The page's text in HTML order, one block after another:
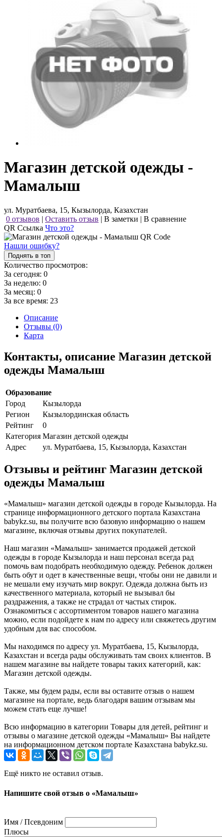
Магазин детской одежды -
Мамалыш
ул. Муратбаева, 15, Кызылорда, Казахстан
0 отзывов | Оставить отзыв | В заметки | В сравнение
QR Ссылка Что это?
Нашли ошибку?
Поднять в топ
Количество просмотров:
За сегодня: 0
За неделю: 0
За месяц: 0
За все время: 23
Описание
Отзывы (0)
Карта
Контакты, описание Магазин детской
одежды Мамалыш
Образование
Город
Кызылорда
Регион
Кызылординская область
Рейтинг
0
Категория Магазин детской одежды
Адрес
ул. Муратбаева, 15, Кызылорда, Казахстан
Отзывы и рейтинг Магазин детской
одежды Мамалыш
«Мамалыш» магазин детской одежды в городе Кызылорда. На
странице информационного детского портала Казахстана
babykz.su, вы получите всю базовую информацию о нашем
магазине, включая отзывы других покупателей.
Наш магазин «Мамалыш» занимается продажей детской
одежды в городе Кызылорда и наш персонал всегда рад
помочь вам подобрать необходимую одежду. Ребенок должен
быть обут и одет в качественные вещи, чтобы они не давили и
не мешали ему изучать мир вокруг. Одежда должна быть из
качественного материала, который не вызывал бы
раздражения, а также не страдал от частых стирок.
Ознакомиться с ассортиментом товаров нашего магазина
можно, если подойдете к нам по адресу или свяжетесь другим
удобным для вас способом.
Мы находимся по адресу ул. Муратбаева, 15, Кызылорда,
Казахстан и всегда рады обслуживать там своих клиентов. В
нашем магазине вы найдете товары таких категорий, как:
Магазин детской одежды.
Также, мы будем рады, если вы оставите отзыв о нашем
магазине на портале, ведь благодаря вашим отзывам мы
можем стать еще лучше!
Всю информацию в категории Товары для детей, рейтинг и
отзывы о магазине детской одежды «Мамалыш» Вы найдете
на информационном детском портале Казахстана babykz.su.
Ещё никто не оставил отзыв.
Напишите свой отзыв о «Мамалыш»
Имя / Псевдоним
Плюсы